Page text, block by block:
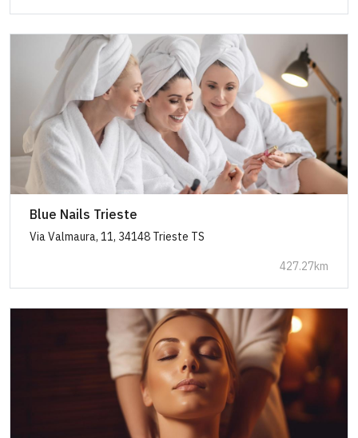
Blue Nails Trieste
Via Valmaura, 11, 34148 Trieste TS
427.27km